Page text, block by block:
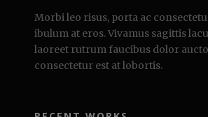
Morbi leo risus, porta ac
ibulum at eros. Vivamus sagittis
laoreet rutrum faucibus dolor
consectetur est at lobortis.